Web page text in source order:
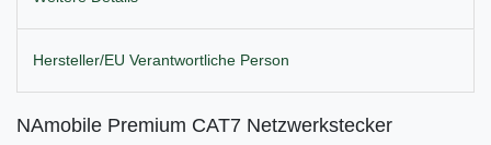
Hersteller/EU Verantwortliche Person
NAmobile Premium CAT7 Netzwerkstecker